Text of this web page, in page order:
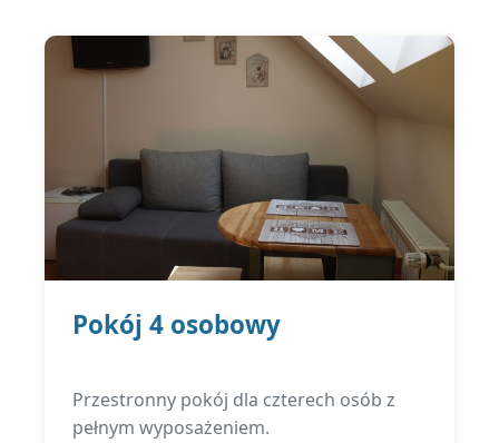
Pokój 4 osobowy
Przestronny pokój dla czterech osób z
pełnym wyposażeniem.